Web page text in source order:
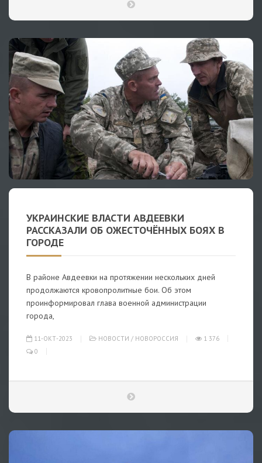
УКРАИНСКИЕ ВЛАСТИ АВДЕЕВКИ
РАССКАЗАЛИ ОБ ОЖЕСТОЧЁННЫХ БОЯХ В
ГОРОДЕ
В районе Авдеевки на протяжении нескольких дней
продолжаются кровопролитные бои. Об этом
проинформировал глава военной администрации
города,
11-ОКТ-2023 НОВОСТИ / НОВОРОССИЯ
1 376
0